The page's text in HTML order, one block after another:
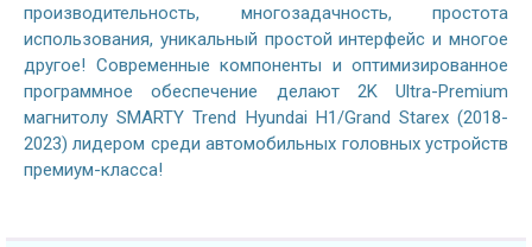
производительность, многозадачность, простота
использования, уникальный простой интерфейс и многое
другое! Современные компоненты и оптимизированное
программное обеспечение делают 2K Ultra-Premium
магнитолу SMARTY Trend Hyundai H1/Grand Starex (2018-
2023) лидером среди автомобильных головных устройств
премиум-класса!